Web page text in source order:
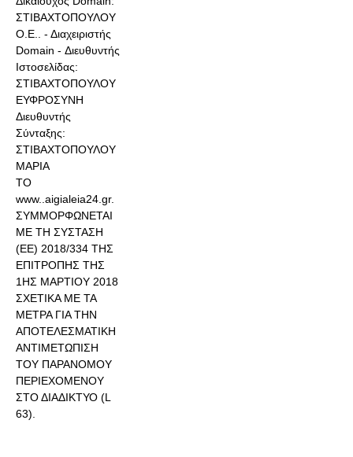
ΣΤΙΒΑΧΤΟΠΟΥΛΟΥ
Ο.Ε.. - Διαχειριστής
Domain - Διευθυντής
Ιστοσελίδας:
ΣΤΙΒΑΧΤΟΠΟΥΛΟΥ
ΕΥΦΡΟΣΥΝΗ
Διευθυντής
Σύνταξης:
ΣΤΙΒΑΧΤΟΠΟΥΛΟΥ
ΜΑΡΙΑ
ΤΟ
www..aigialeia24.gr.
ΣΥΜΜΟΡΦΩΝΕΤΑΙ
ΜΕ ΤΗ ΣΥΣΤΑΣΗ
(ΕΕ) 2018/334 ΤΗΣ
ΕΠΙΤΡΟΠΗΣ ΤΗΣ
1ΗΣ ΜΑΡΤΙΟΥ 2018
ΣΧΕΤΙΚΑ ΜΕ ΤΑ
ΜΕΤΡΑ ΓΙΑ ΤΗΝ
ΑΠΟΤΕΛΕΣΜΑΤΙΚΗ
ΑΝΤΙΜΕΤΩΠΙΣΗ
ΤΟΥ ΠΑΡΑΝΟΜΟΥ
ΠΕΡΙΕΧΟΜΕΝΟΥ
ΣΤΟ ΔΙΑΔΙΚΤΥΟ (L
63).